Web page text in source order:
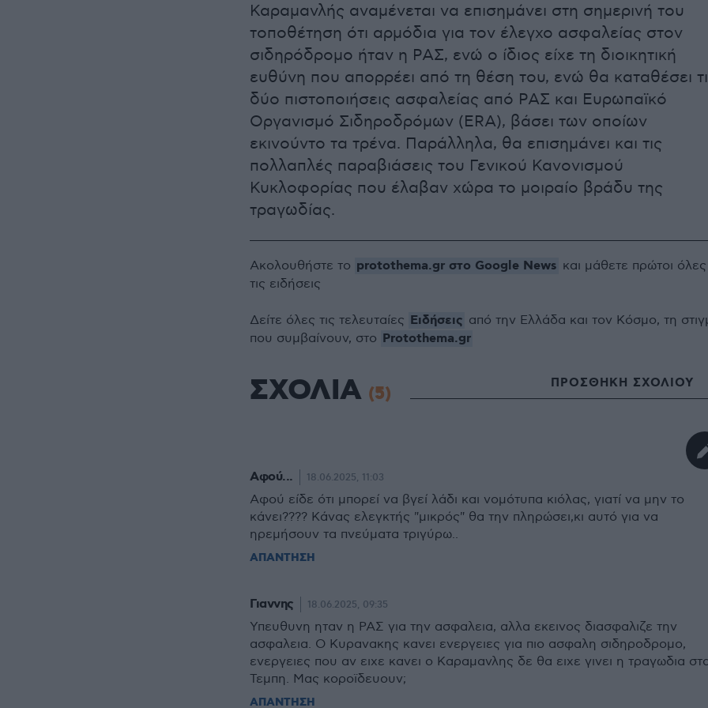
Καραμανλής αναμένεται να επισημάνει στη σημερινή του
τοποθέτηση ότι αρμόδια για τον έλεγχο ασφαλείας στον
σιδηρόδρομο ήταν η ΡΑΣ, ενώ ο ίδιος είχε τη διοικητική
ευθύνη που απορρέει από τη θέση του, ενώ θα καταθέσει
δύο πιστοποιήσεις ασφαλείας από ΡΑΣ και Ευρωπαϊκό
Οργανισμό Σιδηροδρόμων (ERA), βάσει των οποίων
εκινούντο τα τρένα. Παράλληλα, θα επισημάνει και τις
πολλαπλές παραβιάσεις του Γενικού Κανονισμού
Κυκλοφορίας που έλαβαν χώρα το μοιραίο βράδυ της
τραγωδίας.
Ακολουθήστε το protothema.gr στο Google News και μάθετε πρώτοι όλες
τις ειδήσεις
Δείτε όλες τις τελευταίες Ειδήσεις από την Ελλάδα και τον Κόσμο, τη
που συμβαίνουν, στο Protothema.gr
ΣΧΟΛΙΑ (5) ΠΡΟΣΘΗΚΗ ΣΧΟΛΙΟΥ
Αφού... 18.06.2025, 11:03
Αφού είδε ότι μπορεί να βγεί λάδι και νομότυπα κιόλας, γιατί να μην το
κάνει???? Κάνας ελεγκτής "μικρός" θα την πληρώσει,κι αυτό για να
ηρεμήσουν τα πνεύματα τριγύρω..
ΑΠΑΝΤΗΣΗ
Γιαννης 18.06.2025, 09:35
Υπευθυνη ηταν η ΡΑΣ για την ασφαλεια, αλλα εκεινος διασφαλιζε την
ασφαλεια. Ο Κυρανακης κανει ενεργειες για πιο ασφαλη σιδηροδρομο,
ενεργειες που αν ειχε κανει ο Καραμανλης δε θα ειχε γινει η τραγωδια
Τεμπη. Μας κοροϊδευουν;
ΑΠΑΝΤΗΣΗ